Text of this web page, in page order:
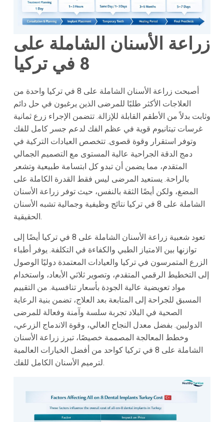
زراعة الأسنان الشاملة على
8 في تركيا
أصبحت زراعة الأسنان الشاملة على 8 في تركيا واحدة من
العلاجات الأكثر طلبًا للمرضى الذين يرغبون في حل دائم
وثابت بدلاً من الأطقم القابلة للإزالة. تتضمن الإجراء زرع ثمانية
غرسات تيتانيوم قوية في عظم الفك لدعم جسر كامل للفك
وتوفر استقرار وقوة قصوى. تتخصص العيادات التركية في
دمج الدقة الجراحية عالية المستوى مع التصميم الجمالي
المتقدم، مما يضمن أن تبدو كل ابتسامة طبيعية وتشعر
بالراحة. يستعيد المرضى ليس فقط القدرة الكاملة على
المضغ، ولكن أيضًا الثقة بالنفس، حيث توفر زراعة الأسنان
الشاملة على 8 في تركيا نتائج وظيفية وجمالية تشبه الأسنان
الحقيقية.
تعود شعبية زراعة الأسنان الشاملة على 8 في تركيا أيضًا إلى
توازنها بين الامتياز الطبي والكفاءة في التكلفة. يوفر أطباء
الزرع المتمرسون في تركيا والعيادات المعتمدة دوليًا الوصول
إلى التخطيط الرقمي المتقدم، وتصوير ثلاثي الأبعاد، واستخدام
مواد تعويضية عالية الجودة بأسعار تنافسية. من التقييم
المسبق للجراحة إلى المتابعة بعد العلاج، تضمن بنية الرعاية
الصحية في البلاد تجربة سلسة وآمنة وفعالة للمرضى
الدوليين. بفضل معدل النجاح العالي، وقوة الاندماج الزرعي،
وخطط المعالجة المصممة خصيصًا، تبرز زراعة الأسنان
الشاملة على 8 في تركيا كواحد من أفضل الخيارات العالمية
لترميم الأسنان الكامل للفك.